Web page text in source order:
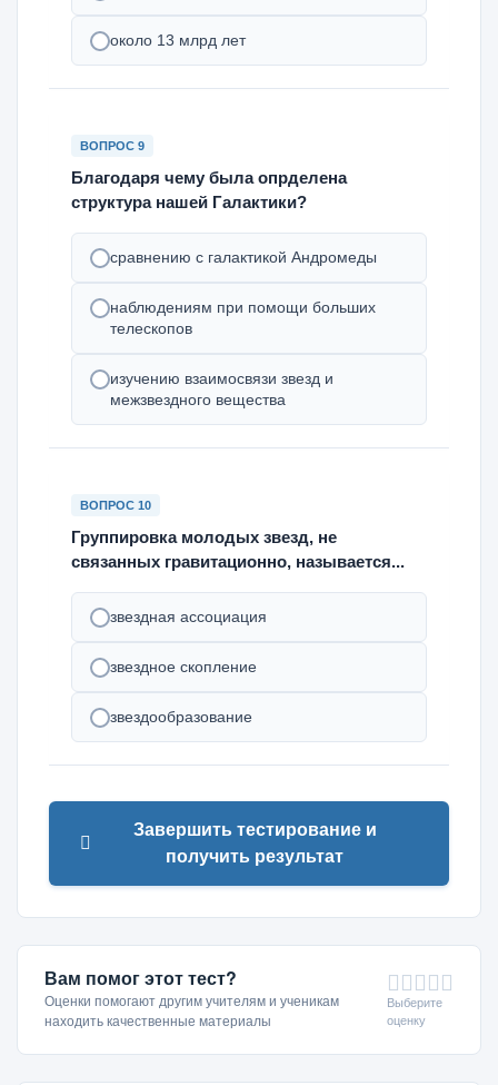
около 13 млрд лет
ВОПРОС 9
Благодаря чему была опрделена
структура нашей Галактики?
сравнению с галактикой Андромеды
наблюдениям при помощи больших
телескопов
изучению взаимосвязи звезд и
межзвездного вещества
ВОПРОС 10
Группировка молодых звезд, не
связанных гравитационно, называется...
звездная ассоциация
звездное скопление
звездообразование
Завершить тестирование и
получить результат
Вам помог этот тест?
Оценки помогают другим учителям и ученикам
находить качественные материалы
Выберите
оценку